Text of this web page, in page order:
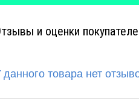
и оценки
данного товара нет